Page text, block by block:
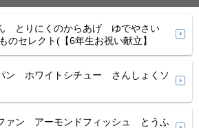
とりにくのからあげ ゆでやさい
セレクト(【6年生お祝い献立】
ン ホワイトシチュー さんしょくソ
ァン アーモンドフィッシュ とうふ